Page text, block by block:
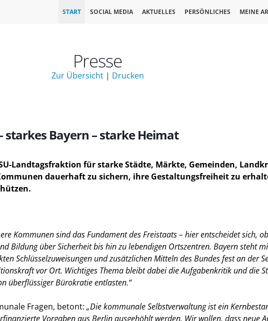
START SOCIAL MEDIA AKTUELLES PERSÖNLICHES MEINE
Presse
Zur Übersicht| Drucken
starkes Bayern – starke Heimat
Landtagsfraktion für starke Städte, Märkte, Gemeinden,
dauerhaft zu sichern, ihre Gestaltungsfreiheit zu
Kommunen sind das Fundament des Freistaats – hier entscheidet sich,
Bildung über Sicherheit bis hin zu lebendigen Ortszentren. Bayern steht
Schlüsselzuweisungen und zusätzlichen Mitteln des Bundes fest an der
vor Ort. Wichtiges Thema bleibt dabei die Aufgabenkritik und die
überflüssiger Bürokratie entlasten.“
Fragen, betont: Die kommunale Selbstverwaltung ist ein
Vorgaben aus Berlin ausgehöhlt werden. Wir wollen, dass neue